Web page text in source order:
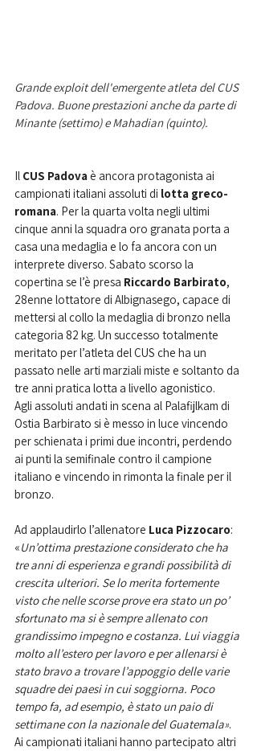
Grande exploit dell'emergente atleta del CUS
Padova. Buone prestazioni anche da parte di
Minante (settimo) e Mahadian (quinto).
Il CUS Padova è ancora protagonista ai
campionati italiani assoluti di lotta greco-
romana. Per la quarta volta negli ultimi
cinque anni la squadra oro granata porta a
casa una medaglia e lo fa ancora con un
interprete diverso. Sabato scorso la
copertina se l’è presa Riccardo Barbirato,
28enne lottatore di Albignasego, capace di
mettersi al collo la medaglia di bronzo nella
categoria 82 kg. Un successo totalmente
meritato per l’atleta del CUS che ha un
passato nelle arti marziali miste e soltanto da
tre anni pratica lotta a livello agonistico.
Agli assoluti andati in scena al Palafijlkam di
Ostia Barbirato si è messo in luce vincendo
per schienata i primi due incontri, perdendo
ai punti la semifinale contro il campione
italiano e vincendo in rimonta la finale per il
bronzo.
Ad applaudirlo l’allenatore Luca Pizzocaro:
«Un’ottima prestazione considerato che ha
tre anni di esperienza e grandi possibilità di
crescita ulteriori. Se lo merita fortemente
visto che nelle scorse prove era stato un po’
sfortunato ma si è sempre allenato con
grandissimo impegno e costanza. Lui viaggia
molto all’estero per lavoro e per allenarsi è
stato bravo a trovare l’appoggio delle varie
squadre dei paesi in cui soggiorna. Poco
tempo fa, ad esempio, è stato un paio di
settimane con la nazionale del Guatemala».
Ai campionati italiani hanno partecipato altri